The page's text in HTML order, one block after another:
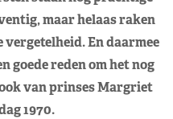
maar helaas raken
vergetelheid. En daarmee
goede reden om het nog
van prinses Margriet
1970.